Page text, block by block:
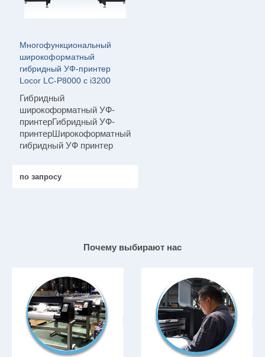
Многофункциональный
широкоформатный
гибридный УФ-принтер
Locor LC-P8000 с i3200
Гибридный
широкоформатный УФ-
принтерГибридный УФ-
принтерШирокоформатный
гибридный УФ принтер
по запросу
Почему выбирают нас